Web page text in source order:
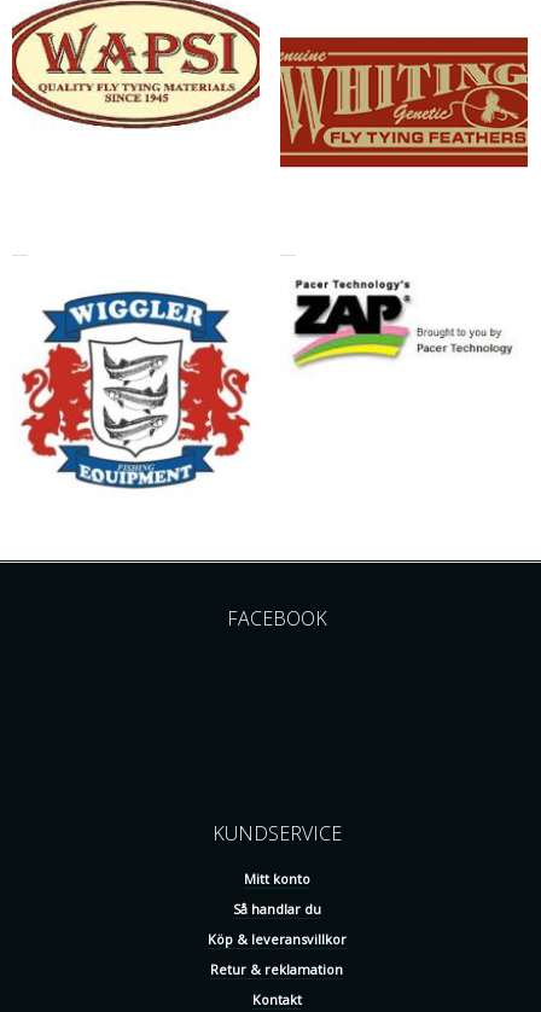
FACEBOOK
KUNDSERVICE
Mitt konto
Så handlar du
Köp & leveransvillkor
Retur & reklamation
Kontakt